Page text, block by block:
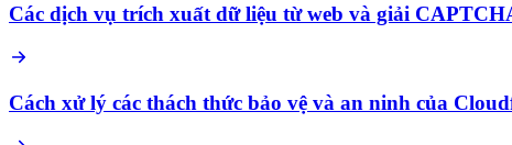
Các dịch vụ trích xuất dữ liệu từ web và giải
Cách xử lý các thách thức bảo vệ và an ninh của